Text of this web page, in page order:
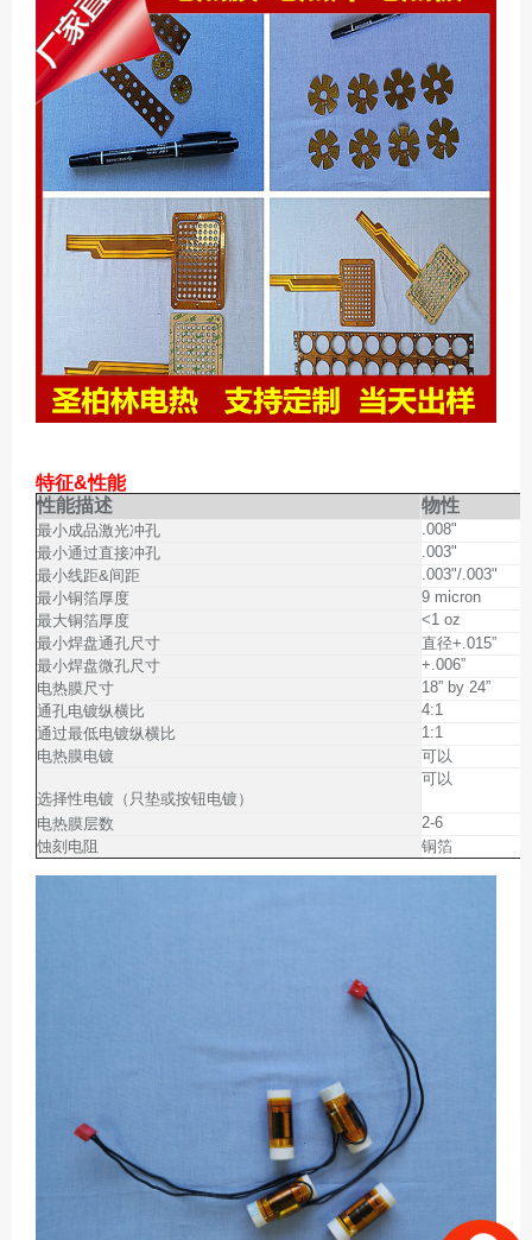
特征&性能
性能描述
物性
最小成品激光冲孔
.008"
最小通过直接冲孔
.003"
最小线距&间距
.003"/.003"
最小铜箔厚度
9 micron
最大铜箔厚度
<1 oz
最小焊盘通孔尺寸
直径+.015”
最小焊盘微孔尺寸
+.006”
电热膜尺寸
18” by 24”
通孔电镀纵横比
4:1
通过最低电镀纵横比
1:1
电热膜电镀
可以
选择性电镀（只垫或按钮电镀）
可以
电热膜层数
2-6
蚀刻电阻
铜箔